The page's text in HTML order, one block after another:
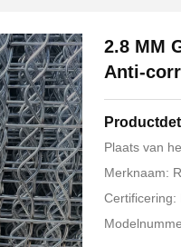
2.8 MM
Anti-
Plaats van
Merknaam:
Certificering: